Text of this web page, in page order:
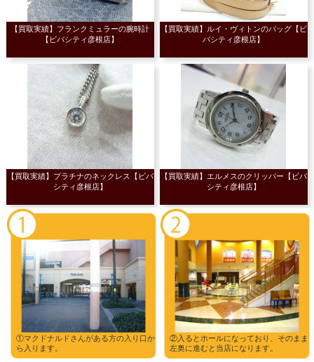
【買取実績】フランクミュラーの腕時計
【ビバシティ彦根店】
【買取実績】ルイ・ヴィトンのバッグ【ビ
バシティ彦根店】
【買取実績】プラチナのネックレス【ビバ
シティ彦根店】
【買取実績】エルメスのクリッパー【ビバ
シティ彦根店】
①マクドナルドさんがある方の入り口か
ら入ります。
②入るとホールになっており、そのまま
左奥に進むと当店になります。